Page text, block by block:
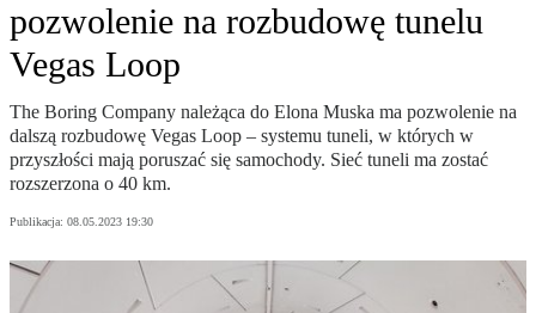
pozwolenie na rozbudowę tunelu
Vegas Loop
The Boring Company należąca do Elona Muska ma pozwolenie na
dalszą rozbudowę Vegas Loop – systemu tuneli, w których w
przyszłości mają poruszać się samochody. Sieć tuneli ma zostać
rozszerzona o 40 km.
Publikacja: 08.05.2023 19:30